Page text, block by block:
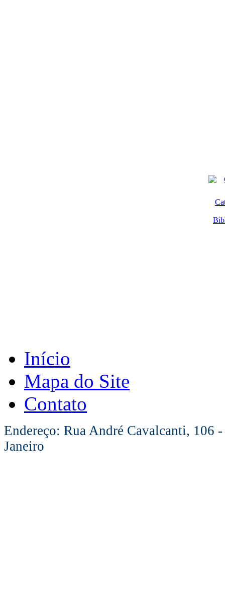
Início
Mapa do Site
Contato
Endereço: Rua André Cavalcanti, 106
Janeiro